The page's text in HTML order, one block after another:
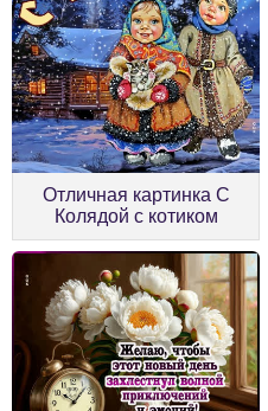
Отличная картинка С
Колядой с котиком